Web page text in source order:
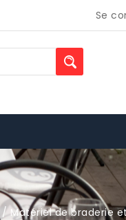
Se
/ Matériel de braderie